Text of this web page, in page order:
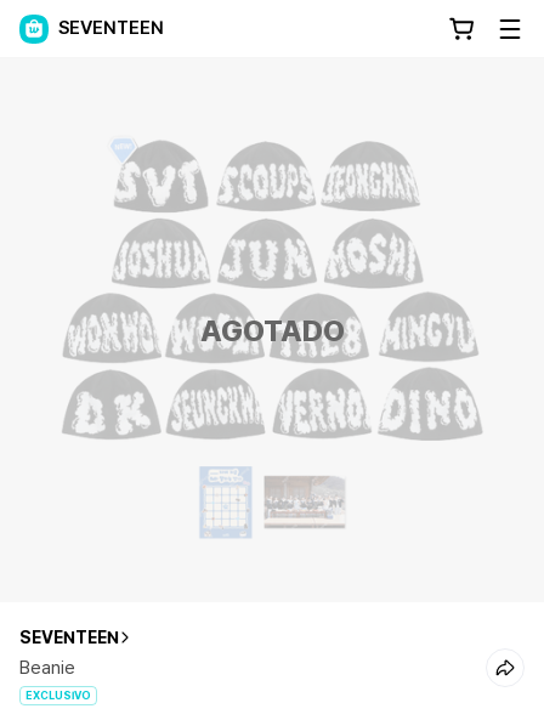
SEVENTEEN
AGOTADO
SEVENTEEN
Beanie
EXCLUSIVO